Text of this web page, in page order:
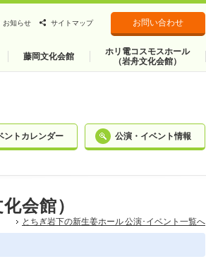
藤岡文化会館
ホリ電コスモスホール
（岩舟文化会館）
お知らせ サイトマップ お問い合わせ
ントカレンダー 公演・イベント情報
会館）
とちぎ岩下の新⽣姜ホール 公演･イベント一覧へ